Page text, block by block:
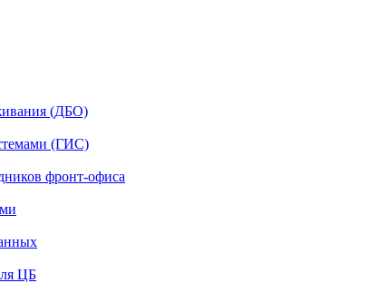
(ДБО)
(ГИС)
фронт-офиса
ЦБ